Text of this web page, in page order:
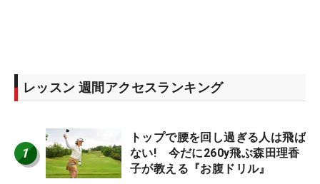
レッスン 週間アクセスランキング
1
トップで腰を回し過ぎる人は飛ば
ない! 今だに260y飛ぶ森田理香
子が教える『お腹ドリル』